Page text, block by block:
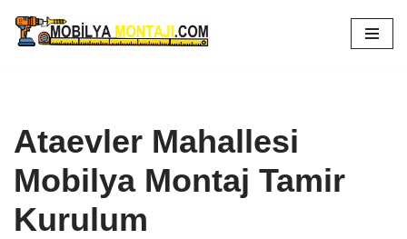
İçeriğe
Ataevler Mahallesi
Mobilya Montaj Tamir
Kurulum